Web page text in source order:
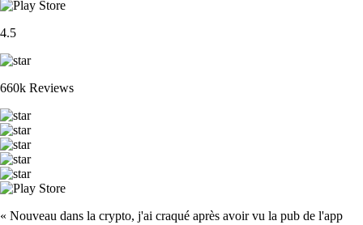
4.5
660k Reviews
« Nouveau dans la crypto, j'ai craqué après avoir vu la pub de l'app